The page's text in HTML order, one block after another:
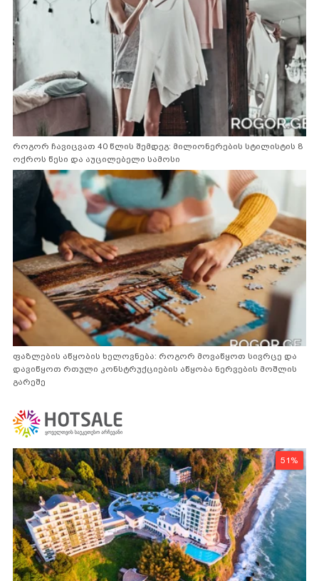
როგორ ჩავიცვათ 40 წლის შემდეგ: მილიონერების სტილისტის 8
ოქროს წესი და აუცილებელი სამოსი
ფაზლების აწყობის ხელოვნება: როგორ მოვაწყოთ სივრცე და
დავიწყოთ რთული კონსტრუქციების აწყობა ნერვების მოშლის
გარეშე
51%